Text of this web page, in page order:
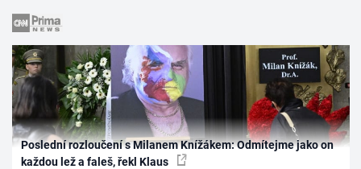
Poslední rozloučení s Milanem Knížákem: Odmítejme jako on
každou lež a faleš, řekl Klaus